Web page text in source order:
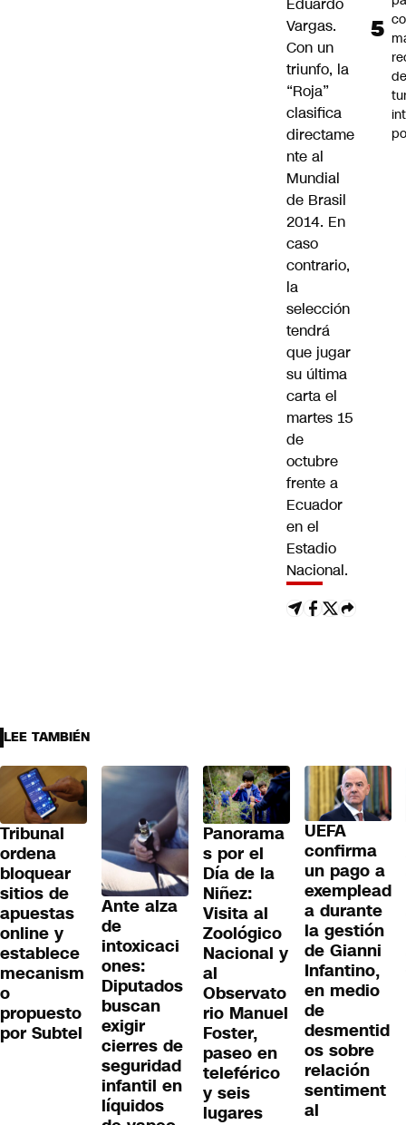
Eduardo
Vargas.
Con un
triunfo, la
“Roja”
clasifica
directame
nte al
Mundial
de Brasil
2014. En
caso
contrario,
la
selección
tendrá
que jugar
su última
carta el
martes 15
de
octubre
frente a
Ecuador
en el
Estadio
Nacional.
LEE TAMBIÉN
Tribunal
ordena
bloquear
sitios de
apuestas
online y
establece
mecanism
o
propuesto
por Subtel
Ante alza
de
intoxicaci
ones:
Diputados
buscan
exigir
cierres de
seguridad
infantil en
líquidos
Panorama
s por el
Día de la
Niñez:
Visita al
Zoológico
Nacional y
al
Observato
rio Manuel
Foster,
paseo en
teleférico
y seis
lugares
UEFA
confirma
un pago a
exemplead
a durante
la gestión
de Gianni
Infantino,
en medio
de
desmentid
os sobre
relación
sentiment
al